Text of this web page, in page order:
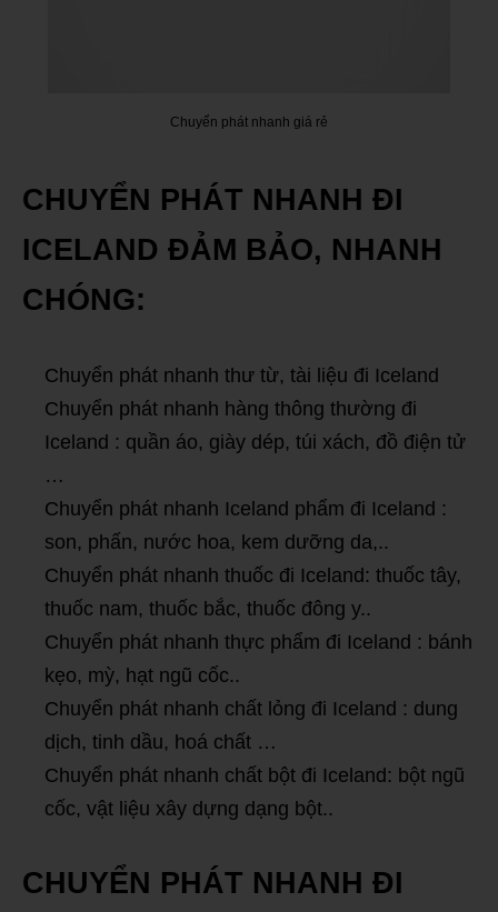
Chuyển phát nhanh giá rẻ
CHUYỂN PHÁT NHANH ĐI
ICELAND ĐẢM BẢO, NHANH
CHÓNG:
Chuyển phát nhanh thư từ, tài liệu đi Iceland
Chuyển phát nhanh hàng thông thường đi
Iceland : quần áo, giày dép, túi xách, đồ điện tử
…
Chuyển phát nhanh Iceland phẩm đi Iceland :
son, phấn, nước hoa, kem dưỡng da,..
Chuyển phát nhanh thuốc đi Iceland: thuốc tây,
thuốc nam, thuốc bắc, thuốc đông y..
Chuyển phát nhanh thực phẩm đi Iceland : bánh
kẹo, mỳ, hạt ngũ cốc..
Chuyển phát nhanh chất lỏng đi Iceland : dung
dịch, tinh dầu, hoá chất …
Chuyển phát nhanh chất bột đi Iceland: bột ngũ
cốc, vật liệu xây dựng dạng bột..
CHUYỂN PHÁT NHANH ĐI